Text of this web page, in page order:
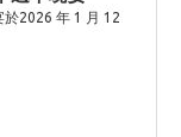
於2026 年 1 月 12